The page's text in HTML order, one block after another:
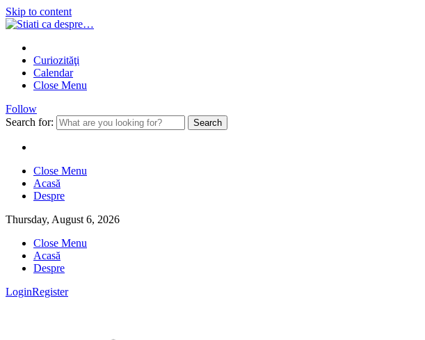
Skip to content
Curiozităţi
Calendar
Close Menu
Follow
Search for:
Close Menu
Acasă
Despre
Thursday, August 6, 2026
Close Menu
Acasă
Despre
LoginRegister